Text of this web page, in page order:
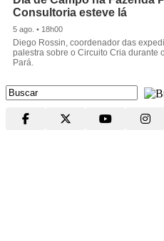
Consultoria esteve lá
5 ago. • 18h00
Diego Rossin, coordenador das
palestra sobre o Circuito Cria durante
Pará.